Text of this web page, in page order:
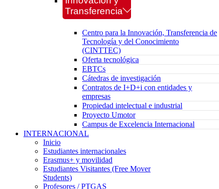
Transferencia
Centro para la Innovación, Transferencia de
Tecnología y del Conocimiento
(CINTTEC)
Oferta tecnológica
EBTCs
Cátedras de investigación
Contratos de I+D+i con entidades y
empresas
Propiedad intelectual e industrial
Proyecto Umotor
Campus de Excelencia Internacional
INTERNACIONAL
Inicio
Estudiantes internacionales
Erasmus+ y movilidad
Estudiantes Visitantes (Free Mover
Students)
Profesores / PTGAS